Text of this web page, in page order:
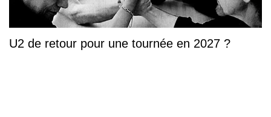
U2 de retour pour une tournée en 2027 ?